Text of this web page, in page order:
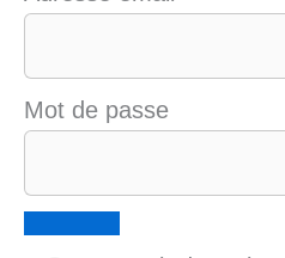
Mot de passe